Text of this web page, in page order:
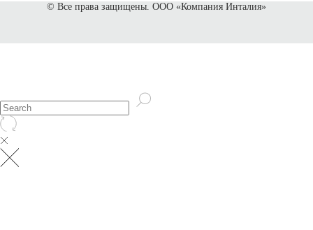
© Все права защищены. ООО «‎Компания Инталия»‎